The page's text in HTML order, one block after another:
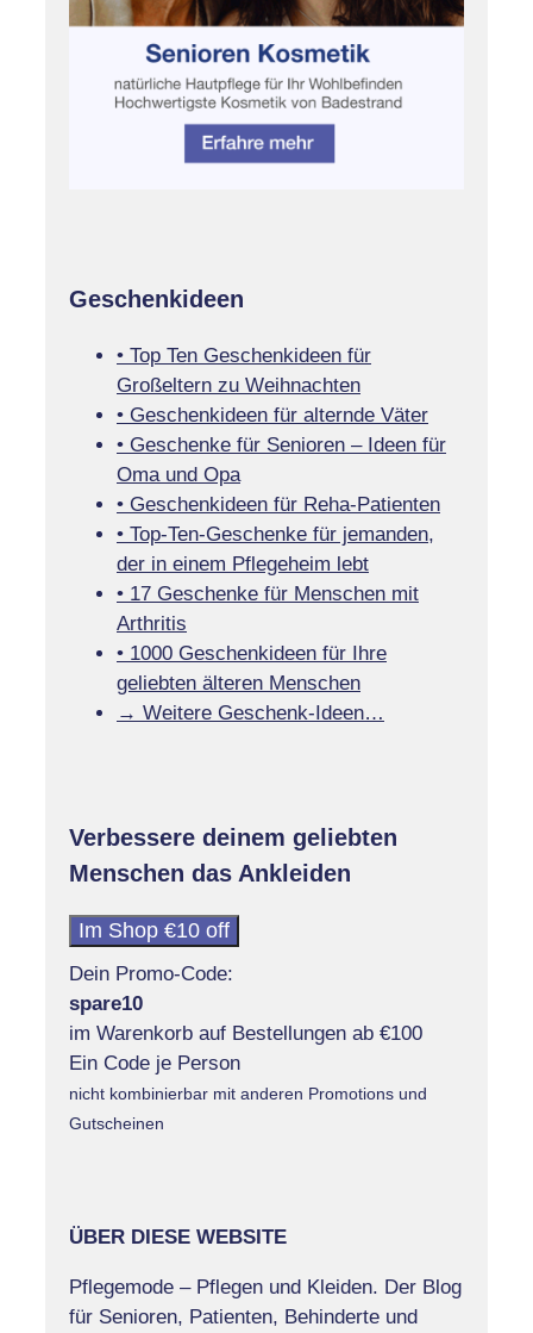
Geschenkideen
• Top Ten Geschenkideen für
Großeltern zu Weihnachten
• Geschenkideen für alternde Väter
• Geschenke für Senioren – Ideen für
Oma und Opa
• Geschenkideen für Reha-Patienten
• Top-Ten-Geschenke für jemanden,
der in einem Pflegeheim lebt
• 17 Geschenke für Menschen mit
Arthritis
• 1000 Geschenkideen für Ihre
geliebten älteren Menschen
→ Weitere Geschenk-Ideen…
Verbessere deinem geliebten
Menschen das Ankleiden
Im Shop €10 off
Dein Promo-Code:
spare10
im Warenkorb auf Bestellungen ab €100
Ein Code je Person
nicht kombinierbar mit anderen Promotions und
Gutscheinen
ÜBER DIESE WEBSITE
Pflegemode – Pflegen und Kleiden. Der Blog
für Senioren, Patienten, Behinderte und